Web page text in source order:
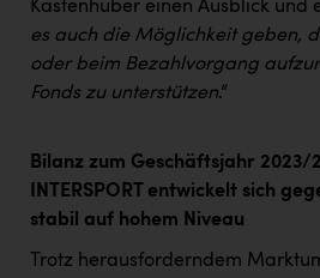
Kastenhuber einen Ausblick und
es auch die Möglichkeit geben,
oder beim Bezahlvorgang
Fonds zu unterstützen.“
Bilanz zum Geschäftsjahr 2023/
INTERSPORT entwickelt sich
stabil auf hohem Niveau
Trotz herausforderndem